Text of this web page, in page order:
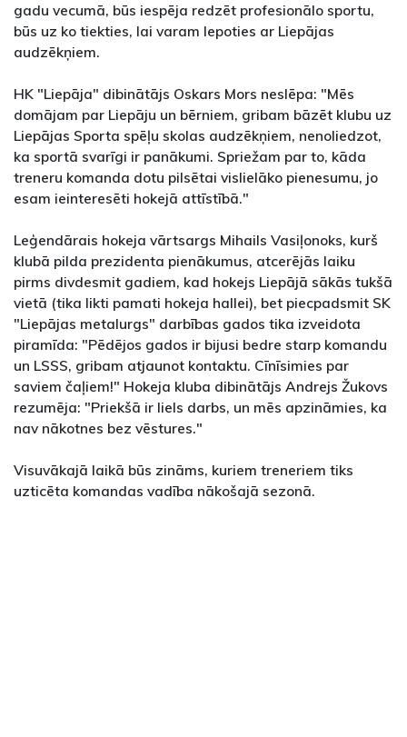
gadu vecumā, būs iespēja redzēt profesionālo sportu,
būs uz ko tiekties, lai varam lepoties ar Liepājas
audzēkņiem.
HK "Liepāja" dibinātājs Oskars Mors neslēpa: "Mēs
domājam par Liepāju un bērniem, gribam bāzēt klubu uz
Liepājas Sporta spēļu skolas audzēkņiem, nenoliedzot,
ka sportā svarīgi ir panākumi. Spriežam par to, kāda
treneru komanda dotu pilsētai vislielāko pienesumu, jo
esam ieinteresēti hokejā attīstībā."
Leģendārais hokeja vārtsargs Mihails Vasiļonoks, kurš
klubā pilda prezidenta pienākumus, atcerējās laiku
pirms divdesmit gadiem, kad hokejs Liepājā sākās tukšā
vietā (tika likti pamati hokeja hallei), bet piecpadsmit SK
"Liepājas metalurgs" darbības gados tika izveidota
piramīda: "Pēdējos gados ir bijusi bedre starp komandu
un LSSS, gribam atjaunot kontaktu. Cīnīsimies par
saviem čaļiem!" Hokeja kluba dibinātājs Andrejs Žukovs
rezumēja: "Priekšā ir liels darbs, un mēs apzināmies, ka
nav nākotnes bez vēstures."
Visuvākajā laikā būs zināms, kuriem treneriem tiks
uzticēta komandas vadība nākošajā sezonā.